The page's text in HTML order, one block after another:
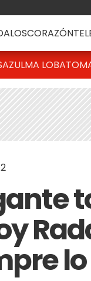
CORAZÓN
ZULMA LOBATO